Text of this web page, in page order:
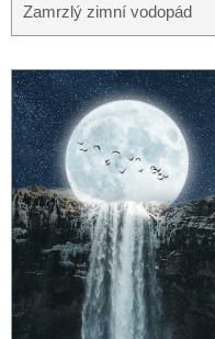
Zamrzlý zimní vodopád